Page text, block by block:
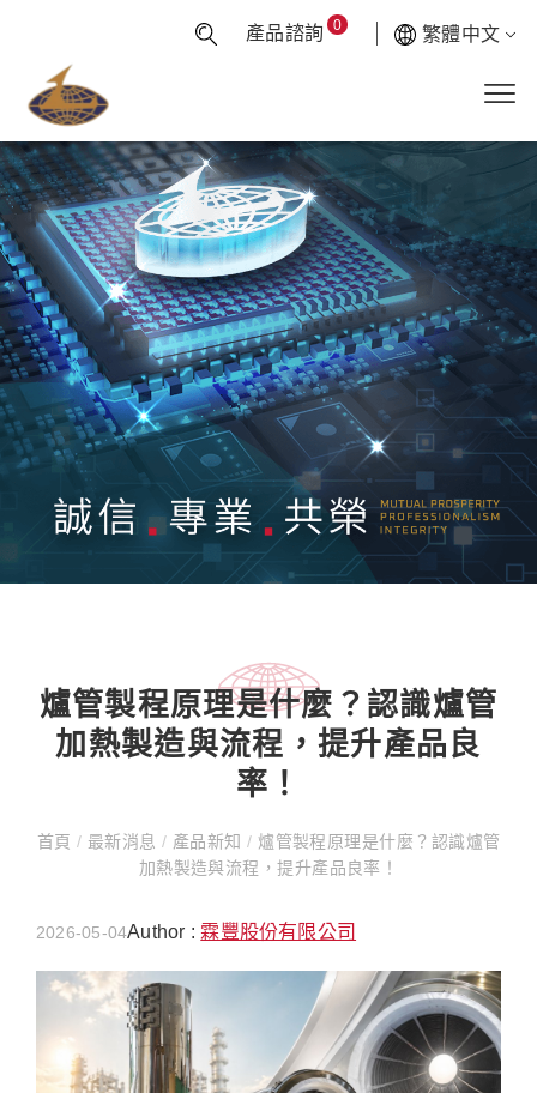
產品諮詢 0 繁體中文
爐管製程原理是什麼？認識爐管
加熱製造與流程，提升產品良
率！
首頁 / 最新消息/ 產品新知/ 爐管製程原理是什麼？認識爐管
加熱製造與流程，提升產品良率！
2026-05-04Author : 霖豐股份有限公司